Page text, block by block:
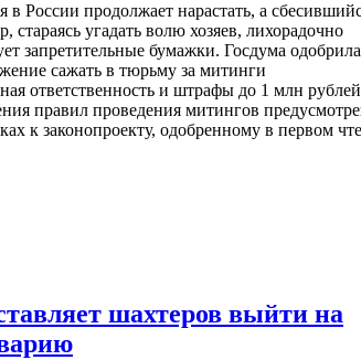
в России продолжает нарастать, а
стараясь угадать волю хозяев, лихорадочно
запретительные бумажки. Госдума одобрила
сажать в тюрьму за митинги
ответственность и штрафы до 1 млн рублей
правил проведения митингов
к законопроекту, одобренному в первом
шахтеров выйти на